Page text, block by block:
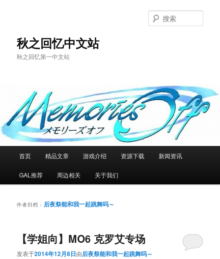
秋之回忆中文站
秋之回忆第一中文站
索
首页 精品文章 游戏介绍 资源下载 新闻资讯
GAL推荐 周边相关 关于我们
作者归档： 后夜祭能和我一起跳舞吗～
【学姐向】MO6 克罗艾专场
发表于2014年12月8日由后夜祭能和我一起跳舞吗～